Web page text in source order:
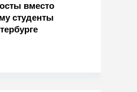
вместо
студенты